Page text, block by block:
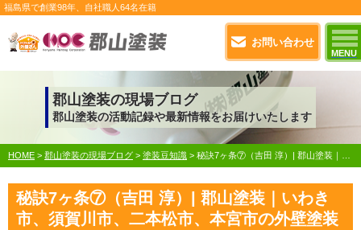
お問い合わせ
MENU
福島県で創業98年 、自社職人 64名在籍
郡山塗装の現場ブログ
郡山塗装の活動記録や最新情報をお届けいたします
HOME > 郡山塗装の現場ブログ > 塗装豆知識 > 秘訣7ヶ条⑦（吉田 淳）| 郡山塗装｜いわき市、須賀川市、二本松市、本宮市の外壁塗装＆屋根リフォーム&サイディング&雨もり防水専門店郡山塗装、適正価格で評判の見積もりを実現
秘訣7ヶ条⑦（吉田 淳）| 郡山塗装｜いわき
市、須賀川市、二本松市、本宮市の外壁塗装